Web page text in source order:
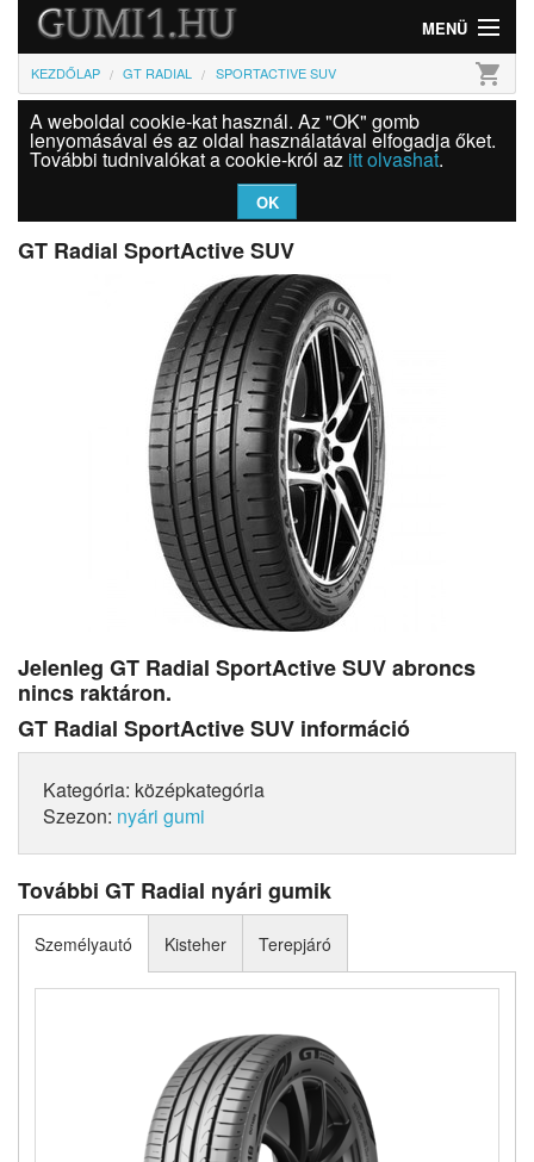
MENÜ
Gumi
Felni
Szolgáltatások
KEZDŐLAP GT RADIAL SPORTACTIVE SUV shopping_cart
A weboldal cookie-kat használ. Az "OK" gomb
lenyomásával és az oldal használatával elfogadja őket.
További tudnivalókat a cookie-król az itt olvashat.
OK
GT Radial SportActive SUV
Jelenleg GT Radial SportActive SUV abroncs
nincs raktáron.
GT Radial SportActive SUV információ
Kategória: középkategória
Szezon: nyári gumi
További GT Radial nyári gumik
Személyautó Kisteher Terepjáró